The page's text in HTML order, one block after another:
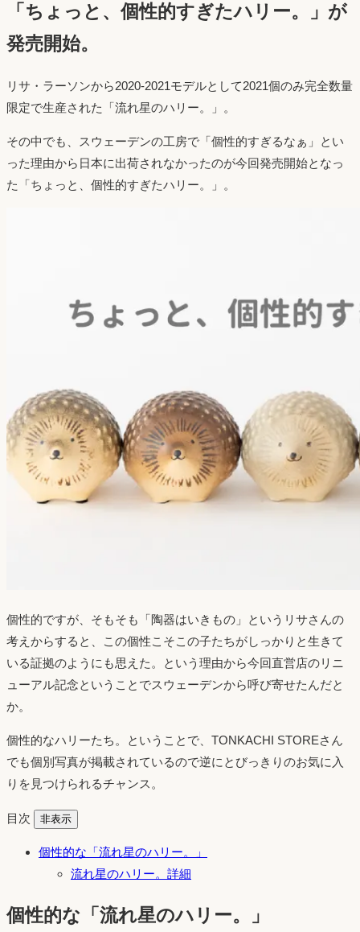
日：
「ちょっと、個性的すぎたハリー。」が
発売開始。
リサ・ラーソンから2020-2021モデルとして2021個のみ完全数量
限定で生産された「流れ星のハリー。」。
その中でも、スウェーデンの工房で「個性的すぎるなぁ」とい
った理由から日本に出荷されなかったのが今回発売開始となっ
た「ちょっと、個性的すぎたハリー。」。
個性的ですが、そもそも「陶器はいきもの」というリサさんの
考えからすると、この個性こそこの子たちがしっかりと生きて
いる証拠のようにも思えた。という理由から今回直営店のリニ
ューアル記念ということでスウェーデンから呼び寄せたんだと
か。
個性的なハリーたち。ということで、TONKACHI STOREさん
でも個別写真が掲載されているので逆にとびっきりのお気に入
りを見つけられるチャンス。
目次 非表示
個性的な「流れ星のハリー。」
流れ星のハリー。詳細
個性的な「流れ星のハリー。」